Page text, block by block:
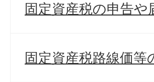
固定資産税の申告
固定資産税路線価等